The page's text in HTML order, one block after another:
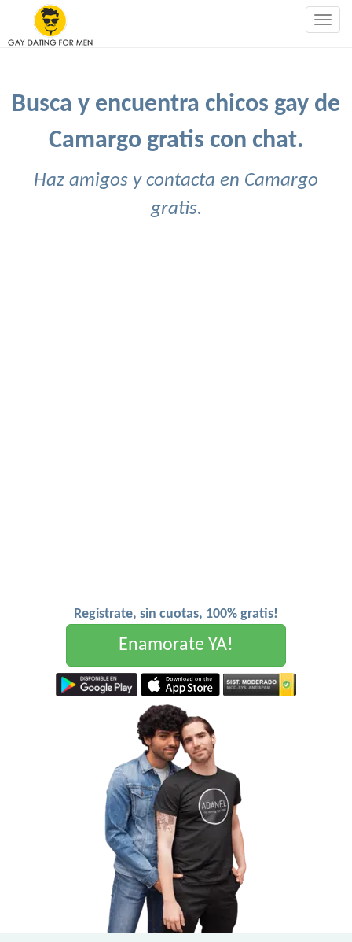
Busca y encuentra chicos gay de
Camargo gratis con chat.
Haz amigos y contacta en Camargo
gratis.
Registrate, sin cuotas, 100% gratis!
Enamorate YA!